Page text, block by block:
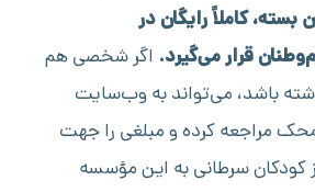
بسته،کاملاً رایگان در
قرارمی‌گیرد. اگر شخصی هم
باشد، می‌تواند به وب‌سایت
مراجعه کرده و مبلغی را جهت
کودکان سرطانی به این مؤسسه